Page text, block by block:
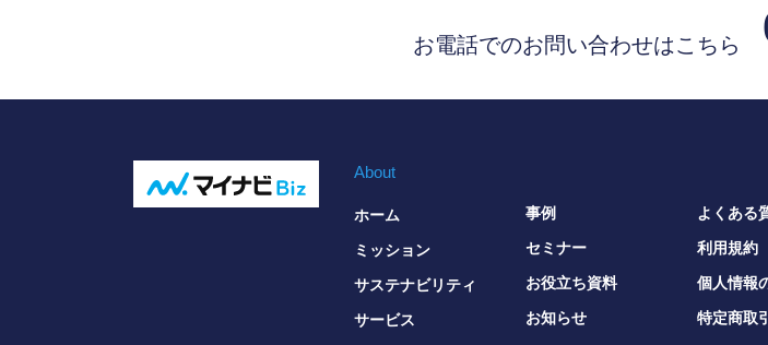
お電話でのお問い合わせはこちら
About
ホーム
ミッション
サステナビリティ
サービス
事例
セミナー
お役立ち資料
お知らせ
よくある
利用規約
個人情報
特定商取